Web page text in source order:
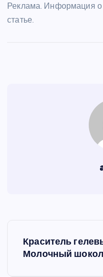
Реклама. Информация о
статье.
Краситель
Молочный